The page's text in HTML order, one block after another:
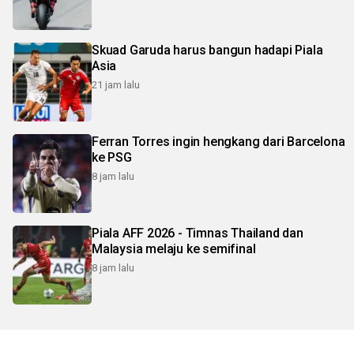
Skuad Garuda harus bangun hadapi Piala
Asia
21 jam lalu
Ferran Torres ingin hengkang dari Barcelona
ke PSG
8 jam lalu
Piala AFF 2026 - Timnas Thailand dan
Malaysia melaju ke semifinal
8 jam lalu